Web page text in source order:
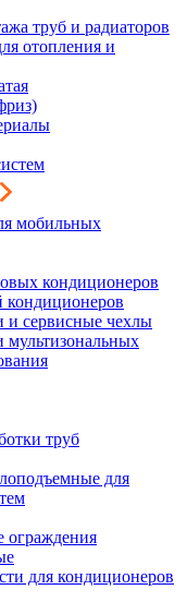
труб и радиаторов
отопления и
мобильных
кондиционеров
кондиционеров
и сервисные чехлы
мультизональных
труб
для
ограждения
для кондиционеров